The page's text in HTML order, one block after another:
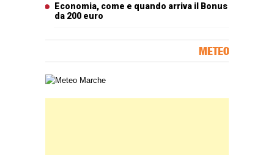
Economia, come e quando arriva il Bonus
da 200 euro
METEO
Carta meteorologica delle Marche